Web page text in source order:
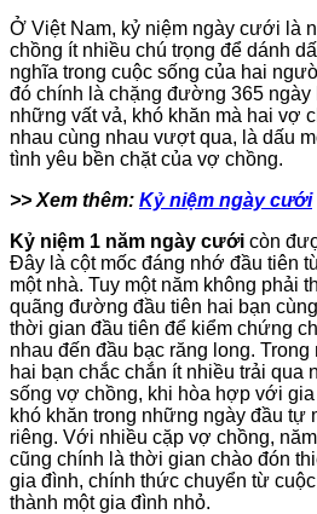
Ở Việt Nam, kỷ niệm ngày cưới là
chồng ít nhiều chú trọng để dánh
nghĩa trong cuộc sống của hai
đó chính là chặng đường 365
những vất vả, khó khăn mà hai vợ
nhau cùng nhau vượt qua, là dấu
tình yêu bền chặt của vợ chồng.
>> Xem thêm: Kỷ niệm ngày cưới
Kỷ niệm 1 năm ngày cưới còn
Đây là cột mốc đáng nhớ đầu tiên
một nhà. Tuy một năm không phải
quãng đường đầu tiên hai bạn
thời gian đầu tiên để kiểm chứng
nhau đến đầu bạc răng long. Trong
hai bạn chắc chắn ít nhiều trải qua
sống vợ chồng, khi hòa hợp với
khó khăn trong những ngày đầu tự
riêng. Với nhiều cặp vợ chồng,
cũng chính là thời gian chào đón
gia đình, chính thức chuyển từ
thành một gia đình nhỏ.